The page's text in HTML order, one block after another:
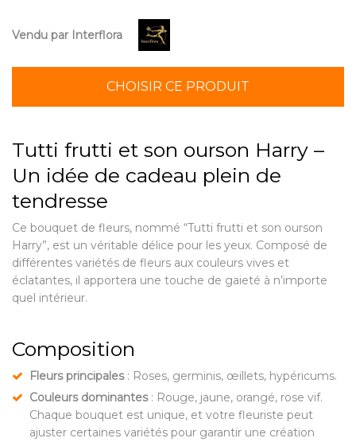
Vendu par Interflora
CHOISIR CE PRODUIT
Tutti frutti et son ourson Harry –
Un idée de cadeau plein de
tendresse
Ce bouquet de fleurs, nommé “Tutti frutti et son ourson
Harry”, est un véritable délice pour les yeux. Composé de
différentes variétés de fleurs aux couleurs vives et
éclatantes, il apportera une touche de gaieté à n’importe
quel intérieur.
Composition
Fleurs principales: Roses, germinis, œillets, hypéricums.
Couleurs dominantes: Rouge, jaune, orangé, rose vif.
Chaque bouquet est unique, et votre fleuriste peut
ajuster certaines variétés pour garantir une création